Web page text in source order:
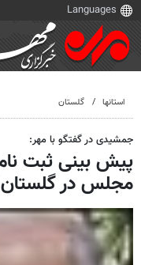
استانها گلستان
جمشیدی در گفتگو با مهر:
مجلس در گلستان